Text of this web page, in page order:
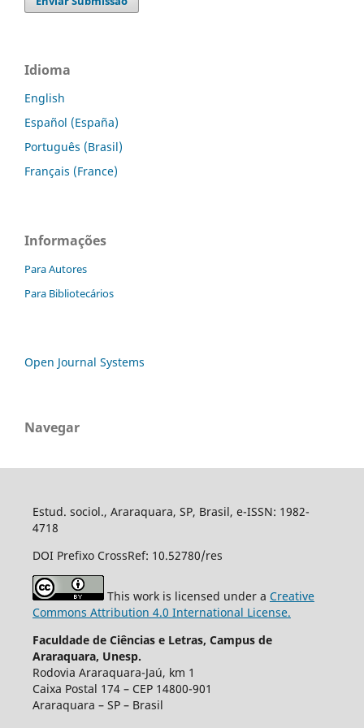
Idioma
English
Español (España)
Português (Brasil)
Français (France)
Informações
Para Autores
Para Bibliotecários
Open Journal Systems
Navegar
Estud. sociol., Araraquara, SP, Brasil, e-ISSN: 1982-
4718
DOI Prefixo CrossRef: 10.52780/res
This work is licensed under a Creative
Commons Attribution 4.0 International License.
Faculdade de Ciências e Letras, Campus de
Araraquara, Unesp.
Rodovia Araraquara-Jaú, km 1
Caixa Postal 174 – CEP 14800-901
Araraquara – SP – Brasil